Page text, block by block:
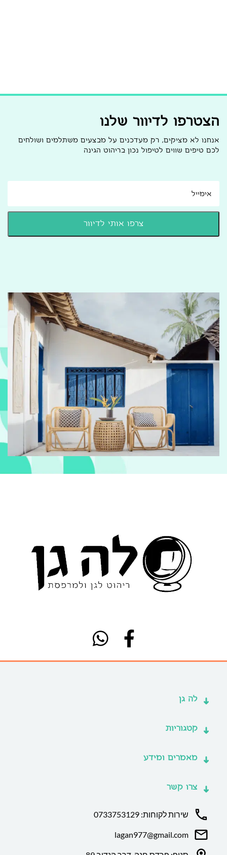
הצטרפו לדיוור שלנו
אנחנו לא מציקים, רק מעדכנים על מבצעים משתלמים ושולחים
לכם טיפים שווים לטיפול נכון בריהוט הגינה
לה גן
קטגוריות
מאמרים ומידע
צרו קשר
שירות לקוחות: 0733753129
lagan977@gmail.com